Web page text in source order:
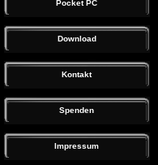
Pocket PC
Download
Kontakt
Spenden
Impressum